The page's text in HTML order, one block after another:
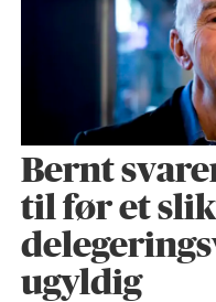
Bernt
til før et
ugyldig